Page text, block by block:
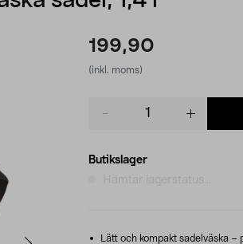
199,90
(inkl. moms)
Butikslager
Lätt och kompakt sadelväska